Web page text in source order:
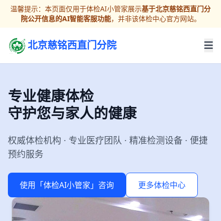
温馨提示：本页面仅用于体检AI小管家展示基于北京慈铭西直门分
院公开信息的AI智能客服功能，并非该体检中心官方网站。
北京慈铭西直门分院
专业健康体检
守护您与家人的健康
权威体检机构 · 专业医疗团队 · 精准检测设备 · 便捷
预约服务
使用「体检AI小管家」咨询 更多体检中心